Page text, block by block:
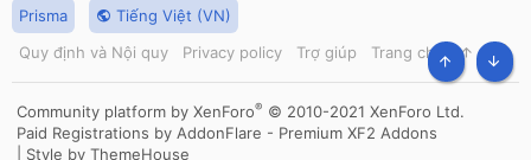
Prisma
Tiếng Việt (VN)
Quy định và Nội quy
Privacy policy Trợ giúp Trang chủ
R
S
Community platform by XenForo® © 2010-2021 XenForo Ltd.
Paid Registrations by AddonFlare - Premium XF2 Addons
Style by ThemeHouse
TOP